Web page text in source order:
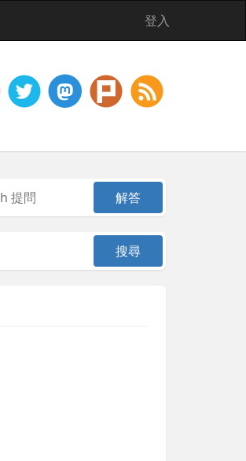
登入